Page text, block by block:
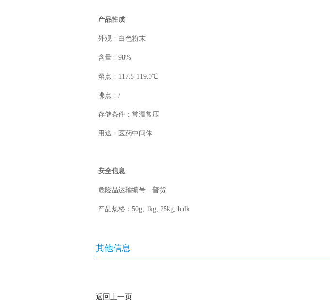
产品性质
外观：白色粉末
含量：98%
熔点：117.5-119.0℃
沸点：/
存储条件：常温常压
用途：医药中间体
安全信息
危险品运输编号：普货
产品规格：50g, 1kg, 25kg, bulk
其他信息
返回上一页